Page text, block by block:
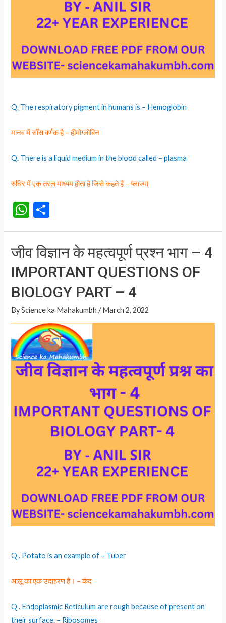
Q. The respiratory pigment in humans is – Hemoglobin
मानव में साँस वर्णक है – हीमोग्लोबिन
Q. There is a liquid medium in the blood called – plasma
रुधिर में एक तरल माध्यम होता है जिसे कहते है – प्लाज्मा
W
h
at
s
A
p
p
h
e
जीव विज्ञान के महत्वपूर्ण प्रश्न भाग – 4
IMPORTANT QUESTIONS OF
BIOLOGY PART – 4
ByScience ka Mahakumbh /March 2, 2022
Q . Potato is an example of – Tuber
आलू का एक उदाहरण है। – कंद
Q . Endoplasmic Reticulum are rough because of present on
their surface. – Ribosomes